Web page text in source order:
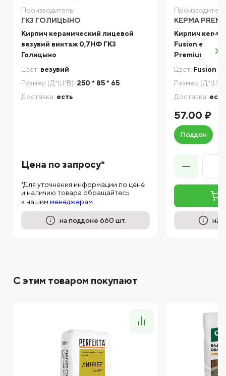
Производитель:
ГКЗ ГОЛИЦЫНО
Кирпич керамический лицевой
везувий винтаж 0,7НФ ГКЗ
Голицыно
Цвет: везувий
Размер (Д*Ш*В): 250 * 85 * 65
Доставка: есть
Цена по запросу*
*Для уточнения информации по цене
и наличию товара обращайтесь
к нашим менеджерам
на поддоне 660 шт.
КЕРМА
Кирпич
Fusion even
Premium
Цвет: Fusion
Размер
Доставка: есть
57.00 ₽
Поддон
на
С этим товаром покупают